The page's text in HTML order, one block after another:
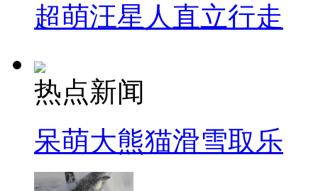
超萌汪星人直立行走
热点新闻
呆萌大熊猫滑雪取乐